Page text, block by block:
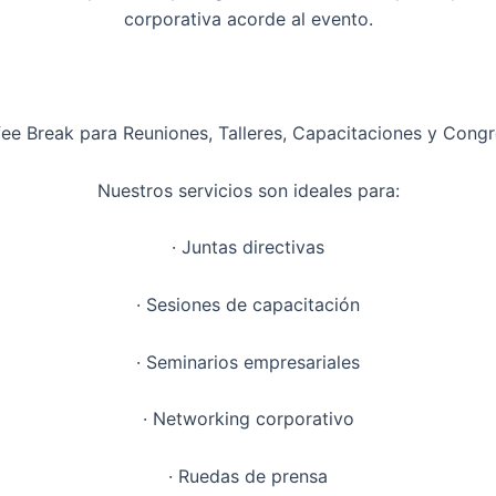
corporativa acorde al evento.
Break para Reuniones, Talleres, Capacitaciones y
Nuestros servicios son ideales para:
· Juntas directivas
· Sesiones de capacitación
· Seminarios empresariales
· Networking corporativo
· Ruedas de prensa